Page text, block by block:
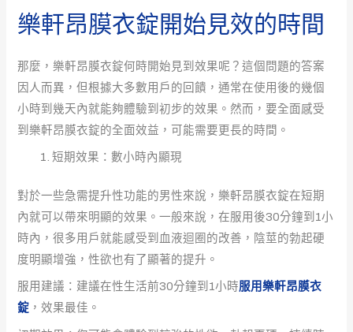
樂軒昂膜衣錠開始見效的時間
那麼，樂軒昂膜衣錠何時開始見到效果呢？這個問題的答案
因人而異，但根據大多數用戶的回饋，通常在使用後的幾個
小時到幾天內就能夠體驗到初步的效果。然而，要全面感受
到樂軒昂膜衣錠的全面效益，可能需要更長的時間。
短期效果：數小時內顯現
對於一些急需提升性功能的男性來說，樂軒昂膜衣錠在短期
內就可以帶來明顯的效果。一般來說，在服用後30分鐘到1小
時內，很多用戶就能感受到血液迴圈的改善，陰莖的勃起硬
度明顯增強，性欲也有了顯著的提升。
服用建議：建議在性生活前30分鐘到1小時服用樂軒昂膜衣
錠 ，效果最佳。